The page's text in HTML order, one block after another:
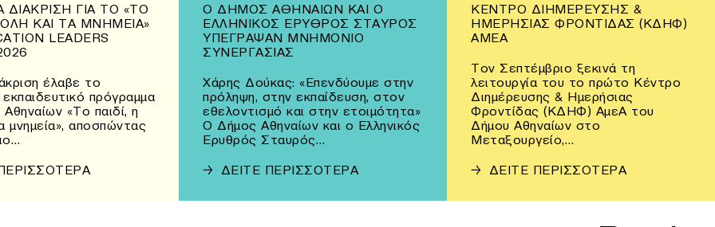
ΔΙΆΚΡΙΣΗ ΓΙΑ ΤΟ «ΤΟ
ΚΑΙ ΤΑ ΜΝΗΜΕΊΑ»
LEADERS
έλαβε το
πρόγραμμα
«Το παιδί, η
μνημεία», αποσπώντας
Ο ΔΉΜΟΣ ΑΘΗΝΑΊΩΝ ΚΑΙ Ο
ΕΛΛΗΝΙΚΌΣ ΕΡΥΘΡΌΣ ΣΤΑΥΡΌΣ
ΥΠΈΓΡΑΨΑΝ ΜΝΗΜΌΝΙΟ
ΣΥΝΕΡΓΑΣΊΑΣ
Χάρης Δούκας: «Επενδύουμε στην
πρόληψη, στην εκπαίδευση, στον
εθελοντισμό και στην ετοιμότητα»
Ο Δήμος Αθηναίων και ο Ελληνικός
Ερυθρός Σταυρός…
→ ΔΕΙΤΕ ΠΕΡΙΣΣΟΤΕΡΑ
ΚΈΝΤΡΟ ΔΙΗΜΈΡΕΥΣΗΣ &
ΗΜΕΡΉΣΙΑΣ ΦΡΟΝΤΊΔΑΣ (ΚΔΗΦ)
ΑΜΕΑ
Τον Σεπτέμβριο ξεκινά τη
λειτουργία του το πρώτο Κέντρο
Διημέρευσης & Ημερήσιας
Φροντίδας (ΚΔΗΦ) ΑμεΑ του
Δήμου Αθηναίων στο
Μεταξουργείο,…
→ ΔΕΙΤΕ ΠΕΡΙΣΣΟΤΕΡΑ